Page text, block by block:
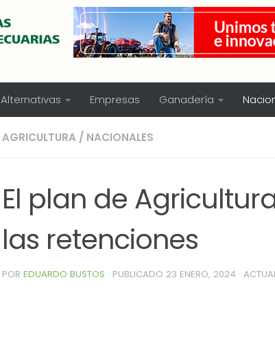
Alternativas Empresas Ganadería
AGRICULTURA / NACIONALES
El plan de
las retenciones
POR EDUARDO BUSTOS · PUBLICADO 23 ENERO, 2024 ·